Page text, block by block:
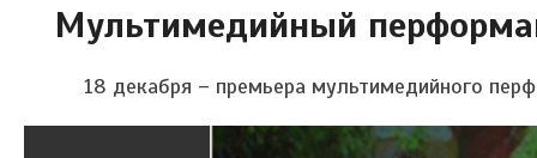
Мультимедийный
18 декабря – премьера мультимедийного